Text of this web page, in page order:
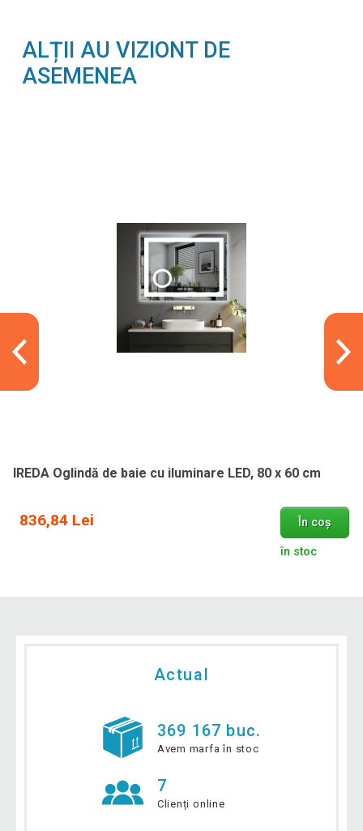
ALȚII AU VIZIONT DE
ASEMENEA
IREDA Oglindă de baie cu iluminare LED, 80 x 60 cm
836,84 Lei În coș
în stoc
Actual
369 167 buc.
Avem marfa în stoc
7
Clienți online